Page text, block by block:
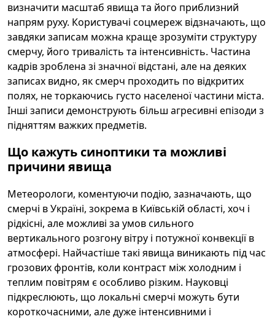
визначити масштаб явища та його приблизний
напрям руху. Користувачі соцмереж відзначають, що
завдяки записам можна краще зрозуміти структуру
смерчу, його тривалість та інтенсивність. Частина
кадрів зроблена зі значної відстані, але на деяких
записах видно, як смерч проходить по відкритих
полях, не торкаючись густо населеної частини міста.
Інші записи демонструють більш агресивні епізоди з
підняттям важких предметів.
Що кажуть синоптики та можливі
причини явища
Метеорологи, коментуючи подію, зазначають, що
смерчі в Україні, зокрема в Київській області, хоч і
рідкісні, але можливі за умов сильного
вертикального розгону вітру і потужної конвекції в
атмосфері. Найчастіше такі явища виникають під час
грозових фронтів, коли контраст між холодним і
теплим повітрям є особливо різким. Науковці
підкреслюють, що локальні смерчі можуть бути
короткочасними, але дуже інтенсивними і